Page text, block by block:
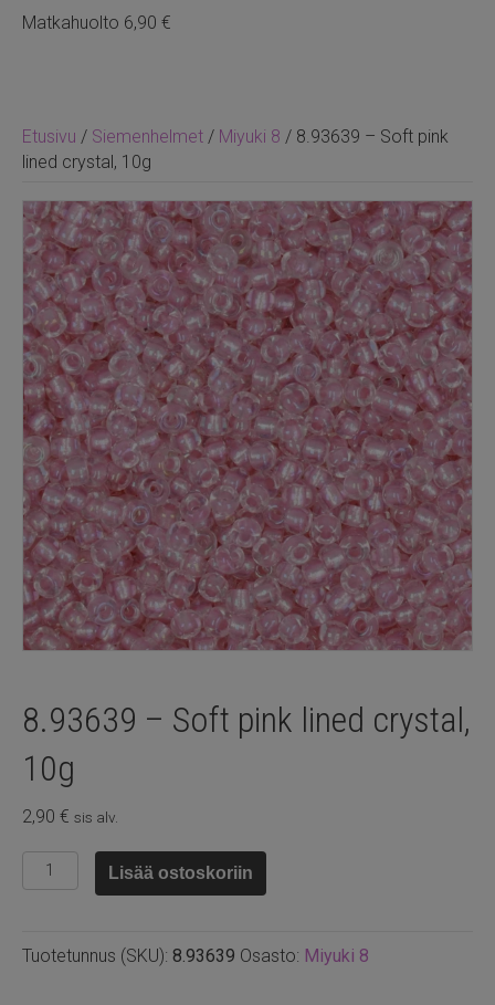
Etusivu / Siemenhelmet / Miyuki 8 / 8.93639 – Soft pink
lined crystal, 10g
8.93639 – Soft pink lined crystal,
10g
2,90 € sis alv.
8.93639
-
lined
Lisää ostoskoriin
Tuotetunnus (SKU): 8.93639 Osasto: Miyuki 8
Matkahuolto 6,90 €